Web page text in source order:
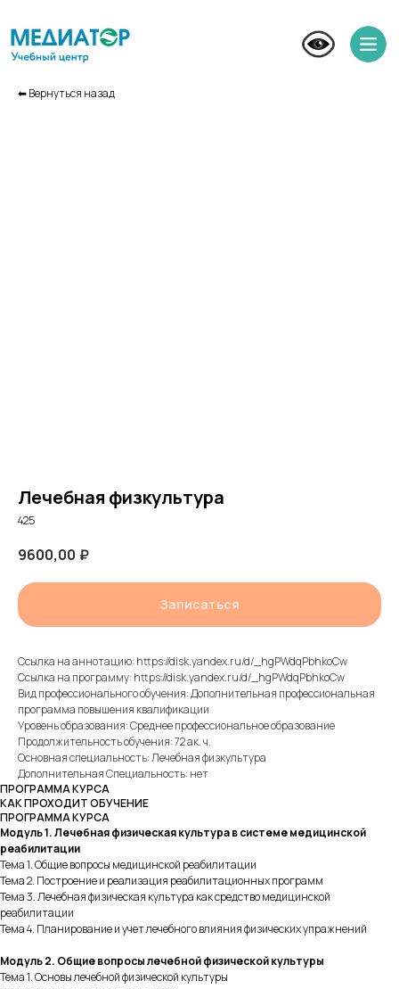
⬅︎ Вернуться назад
Лечебная физкультура
425
9600,00 ₽
Записаться
Ссылка на аннотацию: https://disk.yandex.ru/d/_hgPWdqPbhkoCw
Ссылка на программу: https://disk.yandex.ru/d/_hgPWdqPbhkoCw
Вид профессионального обучения: Дополнительная профессиональная
программа повышения квалификации
Уровень образования: Среднее профессиональное образование
Продолжительность обучения: 72 ак. ч.
Основная специальность: Лечебная физкультура
Дополнительная Специальность: нет
ПРОГРАММА КУРСА
КАК ПРОХОДИТ ОБУЧЕНИЕ
ПРОГРАММА КУРСА
Модуль 1. Лечебная физическая культура в системе медицинской
реабилитации
Тема 1. Общие вопросы медицинской реабилитации
Тема 2. Построение и реализация реабилитационных программ
Тема 3. Лечебная физическая культура как средство медицинской
реабилитации
Тема 4. Планирование и учет лечебного влияния физических упражнений
Модуль 2. Общие вопросы лечебной физической культуры
Тема 1. Основы лечебной физической культуры